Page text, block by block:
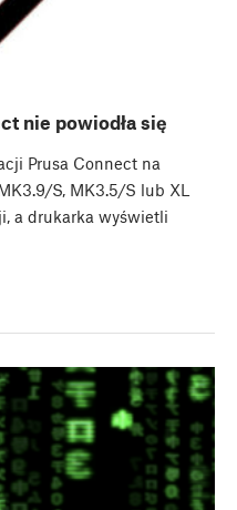
nie powiodła się
Prusa Connect na
S, MK3.5/S lub XL
a drukarka wyświetli